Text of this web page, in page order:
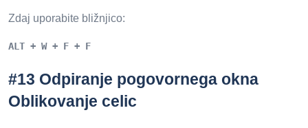
Zdaj uporabite bližnjico:
ALT + W + F + F
#13 Odpiranje pogovornega okna
Oblikovanje celic